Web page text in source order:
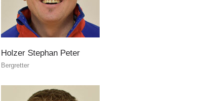
Formation
Holzer Stephan Peter
Bergretter